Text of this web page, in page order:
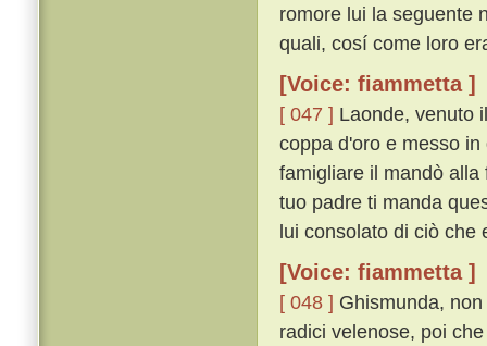
romore lui la seguente
quali, cosí come loro
[Voice: fiammetta ]
[ 047 ] Laonde, venuto
coppa d'oro e messo
famigliare il mandò alla
tuo padre ti manda
lui consolato di ciò che
[Voice: fiammetta ]
[ 048 ] Ghismunda,
radici velenose, poi